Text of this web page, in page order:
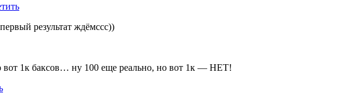
результат ждёмссс))
1к баксов… ну 100 еще реально, но вот 1к — НЕТ!